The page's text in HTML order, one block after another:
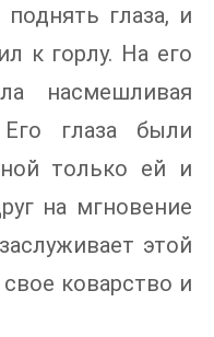
глаза, и
к горлу. На его
насмешливая
глаза были
только ей и
на мгновение
этой
коварство и